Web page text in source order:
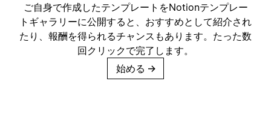
ご自身で作成したテンプレートをNotionテンプレー
トギャラリーに公開すると、おすすめとして紹介され
たり、報酬を得られるチャンスもあります。たった数
回クリックで完了します。
始める →